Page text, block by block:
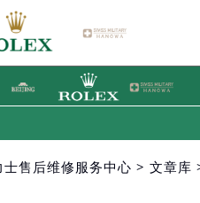
士售后维修服务中心 > 文章库